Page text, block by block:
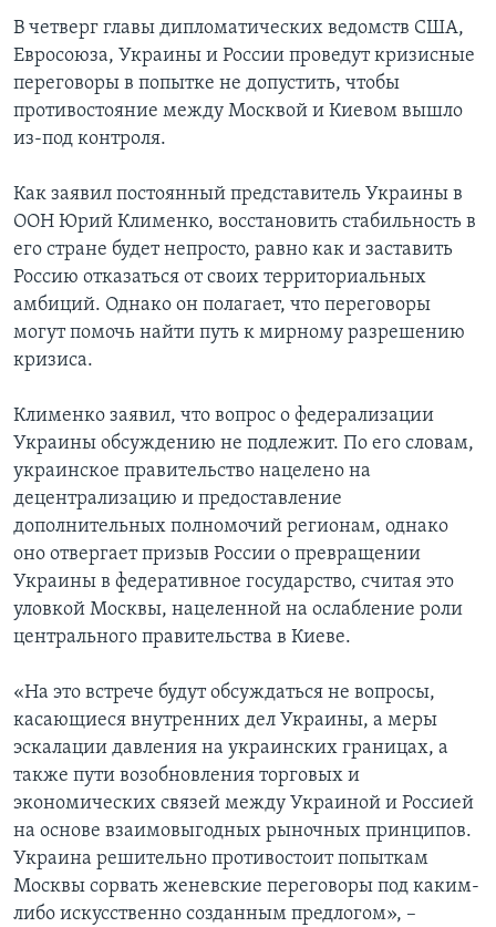
В четверг главы дипломатических ведомств США,
Евросоюза, Украины и России проведут кризисные
переговоры в попытке не допустить, чтобы
противостояние между Москвой и Киевом вышло
из-под контроля.
Как заявил постоянный представитель Украины в
ООН Юрий Клименко, восстановить стабильность в
его стране будет непросто, равно как и заставить
Россию отказаться от своих территориальных
амбиций. Однако он полагает, что переговоры
могут помочь найти путь к мирному разрешению
кризиса.
Клименко заявил, что вопрос о федерализации
Украины обсуждению не подлежит. По его словам,
украинское правительство нацелено на
децентрализацию и предоставление
дополнительных полномочий регионам, однако
оно отвергает призыв России о превращении
Украины в федеративное государство, считая это
уловкой Москвы, нацеленной на ослабление роли
центрального правительства в Киеве.
«На это встрече будут обсуждаться не вопросы,
касающиеся внутренних дел Украины, а меры
эскалации давления на украинских границах, а
также пути возобновления торговых и
экономических связей между Украиной и Россией
на основе взаимовыгодных рыночных принципов.
Украина решительно противостоит попыткам
Москвы сорвать женевские переговоры под каким-
либо искусственно созданным предлогом», –